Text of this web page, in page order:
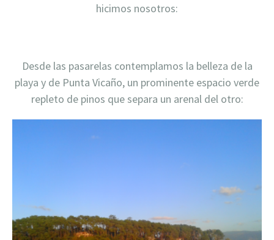
hicimos nosotros:
Desde las pasarelas contemplamos la belleza de la
playa y de Punta Vicaño, un prominente espacio verde
repleto de pinos que separa un arenal del otro: